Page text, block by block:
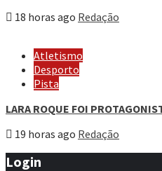
18 horas ago Redação
Atletismo
Desporto
Pista
LARA ROQUE FOI
19 horas ago Redação
Login